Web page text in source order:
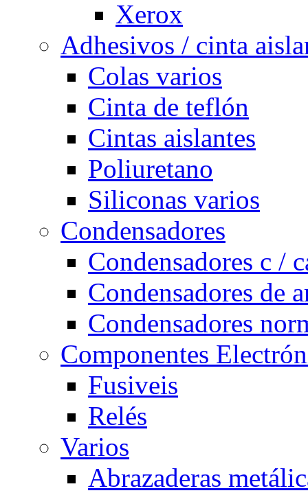
Xerox
Adhesivos / cinta
Colas varios
Cinta de teflón
Cintas aislantes
Poliuretano
Siliconas varios
Condensadores
Condensadores c /
Condensadores de
Condensadores
Componentes
Fusiveis
Relés
Varios
Abrazaderas